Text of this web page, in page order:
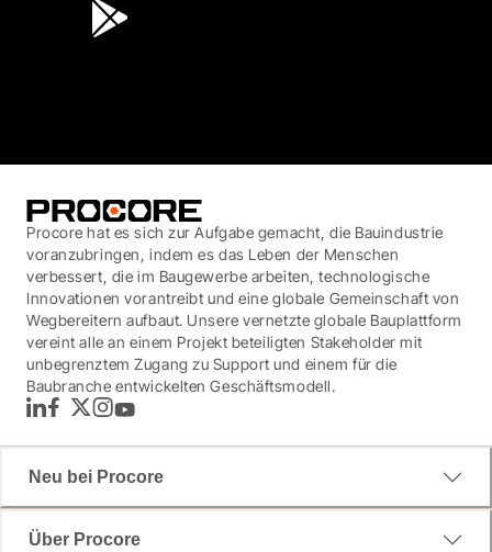
Procore hat es sich zur Aufgabe gemacht, die Bauindustrie
voranzubringen, indem es das Leben der Menschen
verbessert, die im Baugewerbe arbeiten, technologische
Innovationen vorantreibt und eine globale Gemeinschaft von
Wegbereitern aufbaut. Unsere vernetzte globale Bauplattform
vereint alle an einem Projekt beteiligten Stakeholder mit
unbegrenztem Zugang zu Support und einem für die
Baubranche entwickelten Geschäftsmodell.
LinkedInFacebook
TwitterInstagram
YouTube
Neu bei Procore
Über Procore